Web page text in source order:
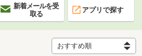
新着メールを受
取る
アプリで探す